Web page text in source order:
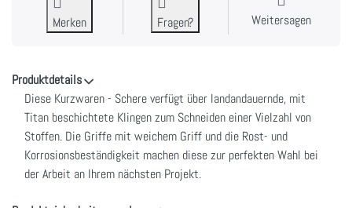
Merken Fragen? Weitersagen
Produktdetails
Diese Kurzwaren - Schere verfügt über landandauernde, mit
Titan beschichtete Klingen zum Schneiden einer Vielzahl von
Stoffen. Die Griffe mit weichem Griff und die Rost- und
Korrosionsbeständigkeit machen diese zur perfekten Wahl bei
der Arbeit an Ihrem nächsten Projekt.